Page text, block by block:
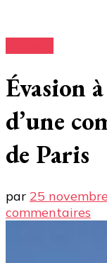
Évasion
d’une
de Paris
par 25
commentaires